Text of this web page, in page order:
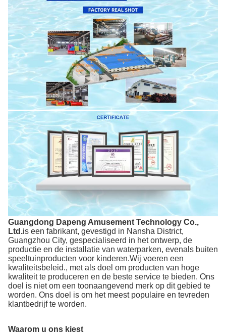
Guangdong Dapeng Amusement Technology Co.,
Ltd.is een fabrikant, gevestigd in Nansha District,
Guangzhou City, gespecialiseerd in het ontwerp, de
productie en de installatie van waterparken, evenals buiten
speeltuinproducten voor kinderen.Wij voeren een
kwaliteitsbeleid., met als doel om producten van hoge
kwaliteit te produceren en de beste service te bieden. Ons
doel is niet om een toonaangevend merk op dit gebied te
worden. Ons doel is om het meest populaire en tevreden
klantbedrijf te worden.
Waarom u ons kiest